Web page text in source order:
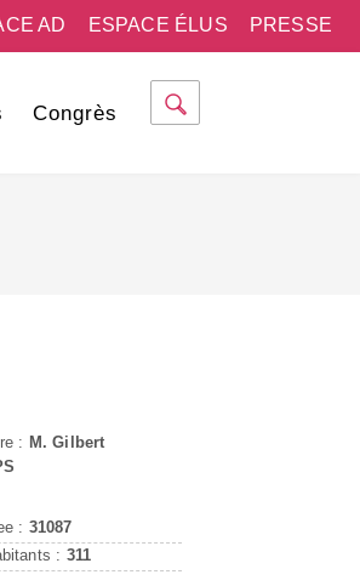
PRESSE
ESPACE ÉLUS
AD
Congrès
: M. Gilbert
: 31087
: 311